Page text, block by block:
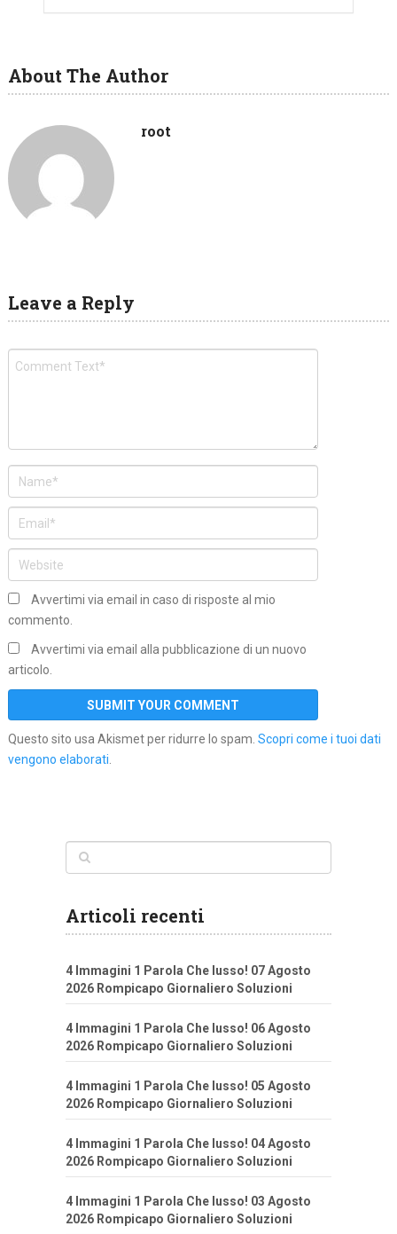
About The Author
root
Leave a Reply
Avvertimi via email in caso di risposte al mio
commento.
Avvertimi via email alla pubblicazione di un nuovo
articolo.
Questo sito usa Akismet per ridurre lo spam. Scopri come i tuoi dati
vengono elaborati.
Articoli recenti
4 Immagini 1 Parola Che lusso! 07 Agosto
2026 Rompicapo Giornaliero Soluzioni
4 Immagini 1 Parola Che lusso! 06 Agosto
2026 Rompicapo Giornaliero Soluzioni
4 Immagini 1 Parola Che lusso! 05 Agosto
2026 Rompicapo Giornaliero Soluzioni
4 Immagini 1 Parola Che lusso! 04 Agosto
2026 Rompicapo Giornaliero Soluzioni
4 Immagini 1 Parola Che lusso! 03 Agosto
2026 Rompicapo Giornaliero Soluzioni